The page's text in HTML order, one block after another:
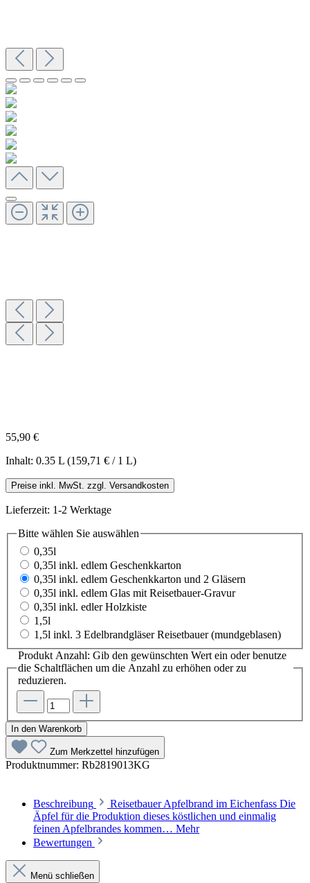
55,90 €
Inhalt: 0.35 L (159,71 € / 1 L)
Preise inkl. MwSt. zzgl. Versandkosten
Lieferzeit: 1-2 Werktage
Bitte wählen Sie auswählen
0,35l
0,35l inkl. edlem Geschenkkarton
0,35l inkl. edlem Geschenkkarton und 2 Gläsern
0,35l inkl. edlem Glas mit Reisetbauer-Gravur
0,35l inkl. edler Holzkiste
1,5l
1,5l inkl. 3 Edelbrandgläser Reisetbauer (mundgeblasen)
Produkt Anzahl: Gib den gewünschten Wert ein oder benutze
die Schaltflächen um die Anzahl zu erhöhen oder zu
reduzieren.
In den Warenkorb
Zum Merkzettel hinzufügen
Produktnummer: Rb2819013KG
Beschreibung
Reisetbauer Apfelbrand im Eichenfass Die
Äpfel für die Produktion dieses köstlichen und einmalig
feinen Apfelbrandes kommen… Mehr
Bewertungen
Menü schließen